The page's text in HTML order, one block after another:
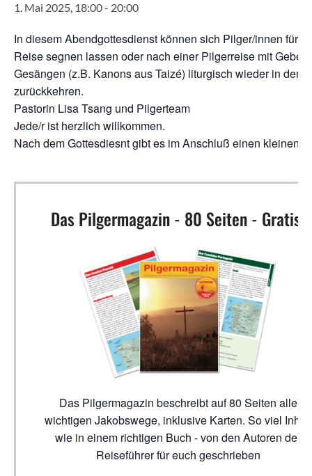
1. Mai 2025, 18:00- 20:00
In die­sem Abend­got­tes­dienst kön­nen sich Pilger/innen für
Rei­se seg­nen las­sen oder nach einer Pil­ger­rei­se mit Gebet
Gesän­gen (z.B. Kanons aus Tai­zé) lit­ur­gisch wie­der in den
zurückkehren.
Pas­to­rin Lisa Tsa­ng und Pilgerteam
Jede/r ist herz­lich willkommen.
Nach dem Got­tes­diesnt gibt es im Anschluß einen klei­nen
Das Pilgermagazin - 80 Seiten - Gratis!
Das Pilgermagazin beschreibt auf 80 Seiten alle
wichtigen Jakobswege, inklusive Karten. So viel Inhalt
wie in einem richtigen Buch - von den Autoren der
Reiseführer für euch geschrieben